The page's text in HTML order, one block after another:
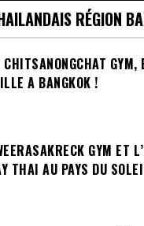
RÉGION
CHITSANONGCHAT GYM,
A BANGKOK !
GYM ET
THAI AU PAYS DU